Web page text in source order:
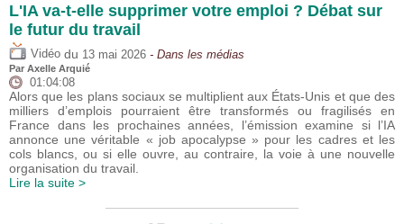
L'IA va-t-elle supprimer votre emploi ? Débat sur
le futur du travail
Vidéo du 13 mai 2026 - Dans les médias
Par Axelle Arquié
01:04:08
Alors que les plans sociaux se multiplient aux États-Unis et que des
milliers d’emplois pourraient être transformés ou fragilisés en
France dans les prochaines années, l’émission examine si l’IA
annonce une véritable « job apocalypse » pour les cadres et les
cols blancs, ou si elle ouvre, au contraire, la voie à une nouvelle
organisation du travail.
Lire la suite >